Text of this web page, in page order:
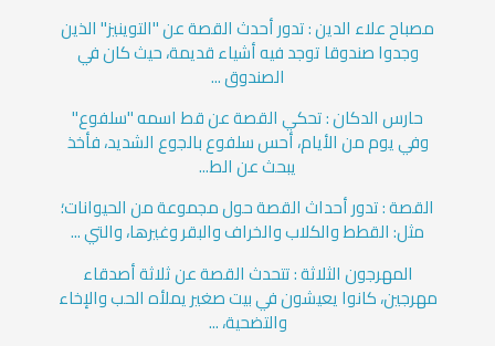
مصباح علاء الدين : تدور أحدث القصة عن "التوينيز" الذين
وجدوا صندوقا توجد فيه أشياء قديمة، حيث كان في
الصندوق ...
حارس الدكان : تحكي القصة عن قط اسمه "سلفوع"
وفي يوم من الأيام، أحس سلفوع بالجوع الشديد، فأخذ
يبحث عن الط...
القصة : تدور أحداث القصة حول مجموعة من الحيوانات؛
مثل: القطط والكلاب والخراف والبقر وغيرها، والتي ...
المهرجون الثلاثة : تتحدث القصة عن ثلاثة أصدقاء
مهرجين، كانوا يعيشون في بيت صغير يملأه الحب والإخاء
والتضحية، ...